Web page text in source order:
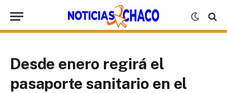
Desde enero regirá el
pasaporte sanitario en el